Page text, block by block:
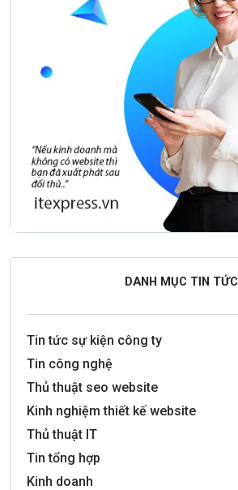
DANH MỤC TIN TỨC
Tin tức sự kiện công ty
Tin công nghệ
Thủ thuật seo website
Kinh nghiệm thiết kế website
Thủ thuật IT
Tin tổng hợp
Kinh doanh